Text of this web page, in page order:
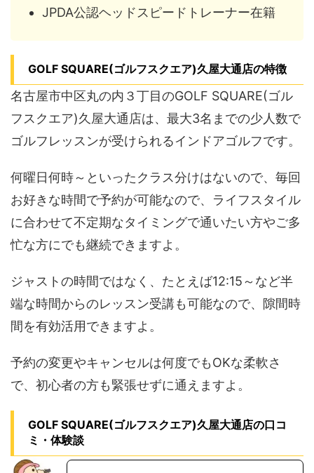
JPDA公認ヘッドスピードトレーナー在籍
GOLF SQUARE(ゴルフスクエア)久屋大通店の特徴
名古屋市中区丸の内３丁目のGOLF SQUARE(ゴル
フスクエア)久屋大通店は、最大3名までの少人数で
ゴルフレッスンが受けられるインドアゴルフです。
何曜日何時～といったクラス分けはないので、毎回
お好きな時間で予約が可能なので、ライフスタイル
に合わせて不定期なタイミングで通いたい方やご多
忙な方にでも継続できますよ。
ジャストの時間ではなく、たとえば12:15～など半
端な時間からのレッスン受講も可能なので、隙間時
間を有効活用できますよ。
予約の変更やキャンセルは何度でもOKな柔軟さ
で、初心者の方も緊張せずに通えますよ。
GOLF SQUARE(ゴルフスクエア)久屋大通店の口コ
ミ・体験談